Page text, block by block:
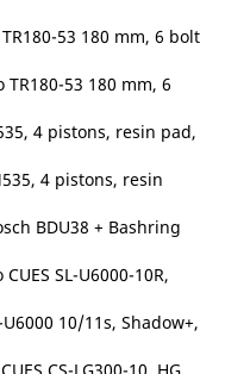
53 180 mm, 6 bolt
53 180 mm, 6
4 pistons, resin pad,
4 pistons, resin
BDU38 + Bashring
SL-U6000-10R,
10/11s, Shadow+,